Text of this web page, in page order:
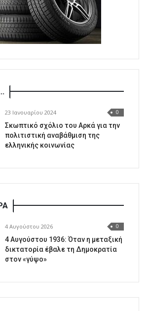
23 Ιανουαρίου 2024 0
Σκωπτικό σχόλιο του Αρκά για την
πολιτιστική αναβάθμιση της
ελληνικής κοινωνίας
4 Αυγούστου 2026 0
4 Αυγούστου 1936: Όταν η μεταξική
δικτατορία έβαλε τη Δημοκρατία
στον «γύψο»